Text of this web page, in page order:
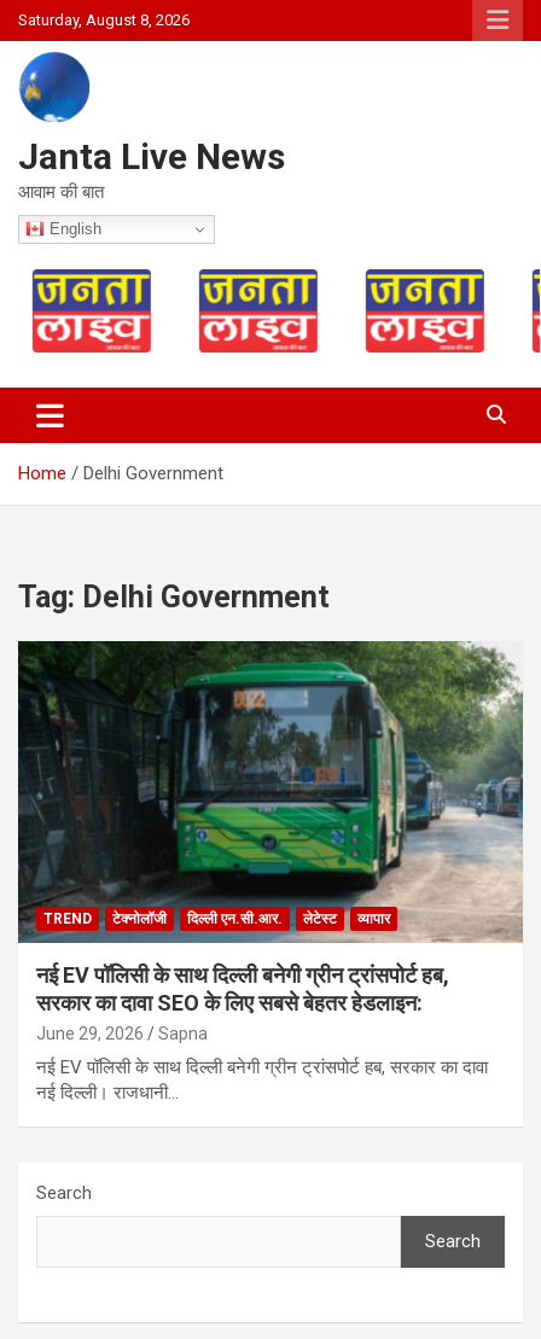
Skip
to
content
Saturday, August 8, 2026
Janta Live News
आवाम की बात
English
Home Delhi Government
Tag: Delhi Government
TREND टेक्नोलॉजी दिल्ली एन.सी.आर. लेटेस्ट व्यापार
नई EV पॉलिसी के साथ दिल्ली बनेगी ग्रीन ट्रांसपोर्ट हब,
सरकार का दावा SEO के लिए सबसे बेहतर हेडलाइन:
June 29, 2026 Sapna
नई EV पॉलिसी के साथ दिल्ली बनेगी ग्रीन ट्रांसपोर्ट हब, सरकार का दावा
नई दिल्ली। राजधानी…
Search
Search